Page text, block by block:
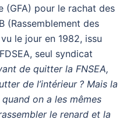
(GFA) pour le rachat des
(Rassemblement des
le jour en 1982, issu
FDSEA, seul syndicat
de quitter la FNSEA,
de l’intérieur ? Mais la
quand on a les mêmes
le renard et la